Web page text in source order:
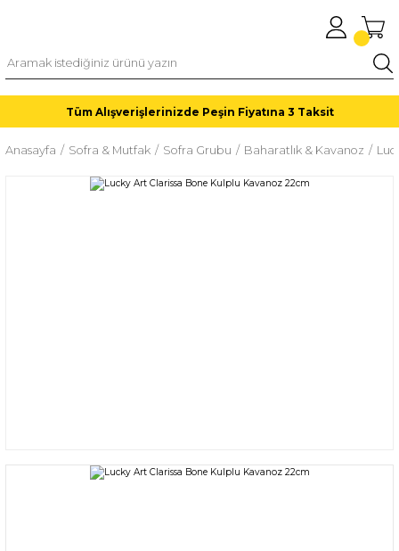
Tüm Alışverişlerinizde Peşin Fiyatına 3 Taksit
Anasayfa Sofra & Mutfak Sofra Grubu Baharatlık & Kavanoz